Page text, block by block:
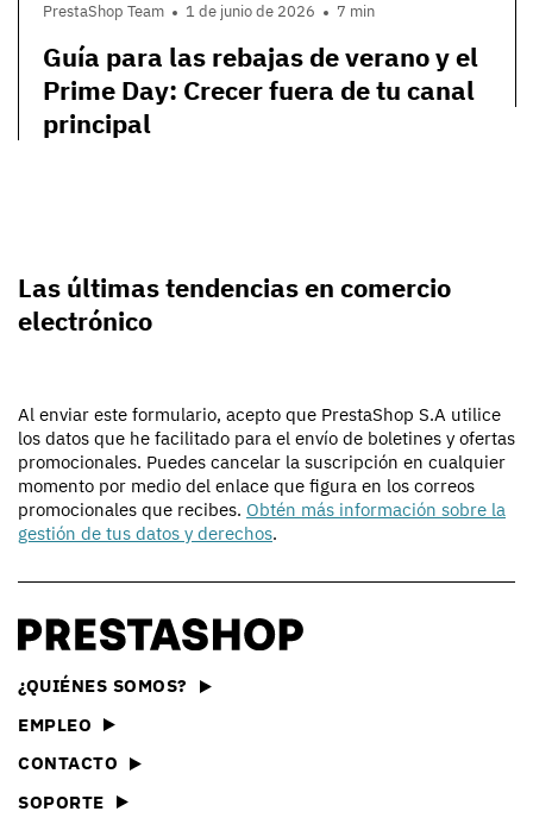
PrestaShop Team 1 de junio de 2026 7 min
Guía para las rebajas de verano y el
Prime Day: Crecer fuera de tu canal
principal
Las últimas tendencias en comercio
electrónico
Al enviar este formulario, acepto que PrestaShop S.A utilice
los datos que he facilitado para el envío de boletines y ofertas
promocionales. Puedes cancelar la suscripción en cualquier
momento por medio del enlace que figura en los correos
promocionales que recibes. Obtén más información sobre la
gestión de tus datos y derechos.
¿QUIÉNES SOMOS?
EMPLEO
CONTACTO
SOPORTE